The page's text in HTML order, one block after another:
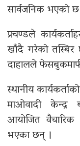
सार्वजनिक भएको
प्रचण्डले
खाँदै गरेको
दाहालले
स्थानीय
माओवादी केन्द्र
आयोजित वैचारिक
भएका छन् ।